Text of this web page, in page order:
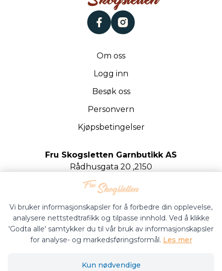
facebookinstagram
Om oss
Logg inn
Besøk oss
Personvern
Kjøpsbetingelser
Fru Skogsletten Garnbutikk AS
Rådhusgata 20 ,2150
Org.nr. 922020442
Vi bruker informasjonskapsler for å forbedre din opplevelse,
analysere nettstedtrafikk og tilpasse innhold. Ved å klikke
'Godta alle' samtykker du til vår bruk av informasjonskapsler
for analyse- og markedsføringsformål. Les mer
Kun nødvendige